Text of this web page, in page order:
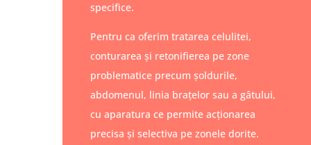
specifice.
Pentru ca oferim tratarea celulitei,
conturarea şi retonifierea pe zone
problematice precum şoldurile,
abdomenul, linia braţelor sau a gâtului,
cu aparatura ce permite acţionarea
precisa şi selectiva pe zonele dorite.